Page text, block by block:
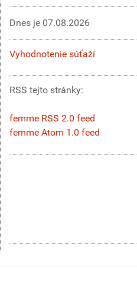
Dnes je 07.08.2026
Vyhodnotenie súťaží
RSS tejto stránky:
femme RSS 2.0 feed
femme Atom 1.0 feed